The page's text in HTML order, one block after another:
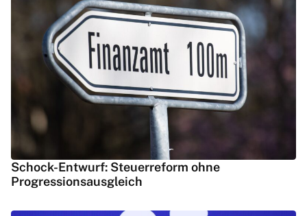
Schock-Entwurf: Steuerreform ohne
Progressionsausgleich